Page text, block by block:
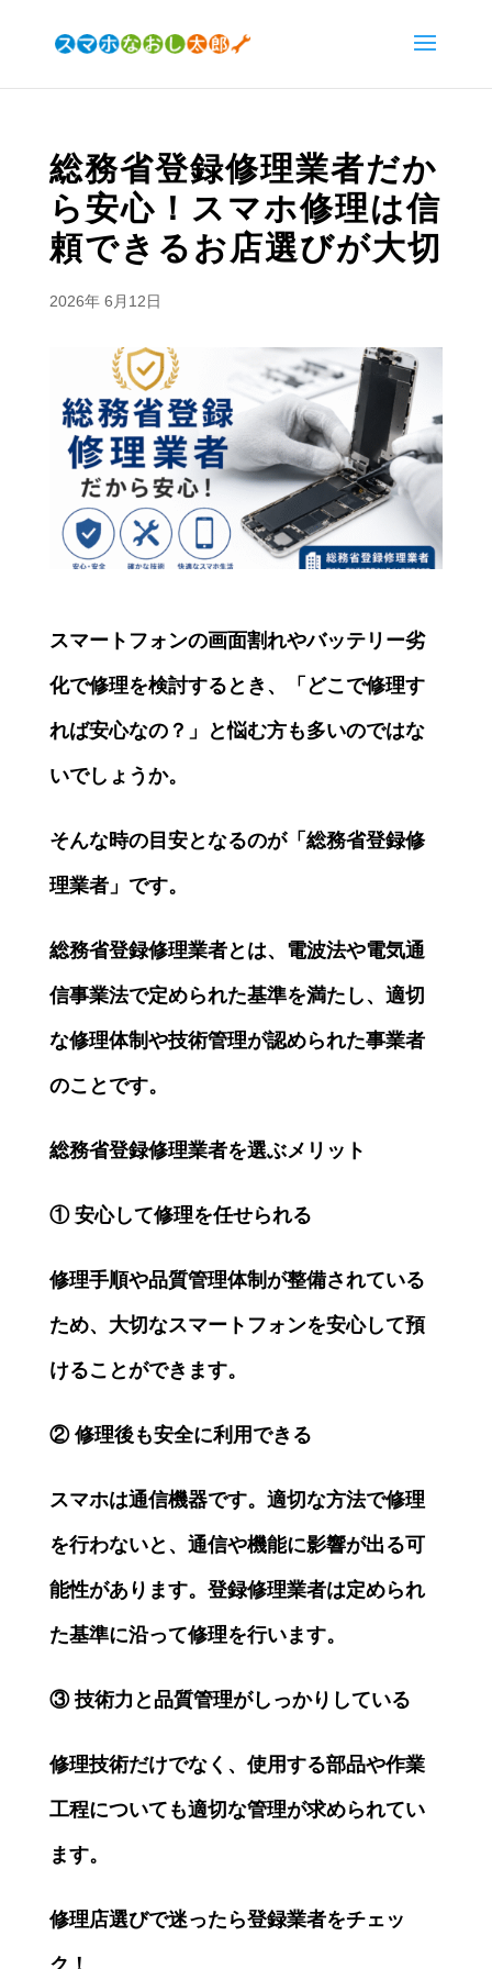
総務省登録修理業者だか
ら安心！スマホ修理は信
頼できるお店選びが大切
2026年 6月12日
スマートフォンの画面割れやバッテリー劣
化で修理を検討するとき、「どこで修理す
れば安心なの？」と悩む方も多いのではな
いでしょうか。
そんな時の目安となるのが「総務省登録修
理業者」です。
総務省登録修理業者とは、電波法や電気通
信事業法で定められた基準を満たし、適切
な修理体制や技術管理が認められた事業者
のことです。
総務省登録修理業者を選ぶメリット
① 安心して修理を任せられる
修理手順や品質管理体制が整備されている
ため、大切なスマートフォンを安心して預
けることができます。
② 修理後も安全に利用できる
スマホは通信機器です。適切な方法で修理
を行わないと、通信や機能に影響が出る可
能性があります。登録修理業者は定められ
た基準に沿って修理を行います。
③技術力と品質管理がしっかりしている
修理技術だけでなく、使用する部品や作業
工程についても適切な管理が求められてい
ます。
修理店選びで迷ったら登録業者をチェッ
ク！